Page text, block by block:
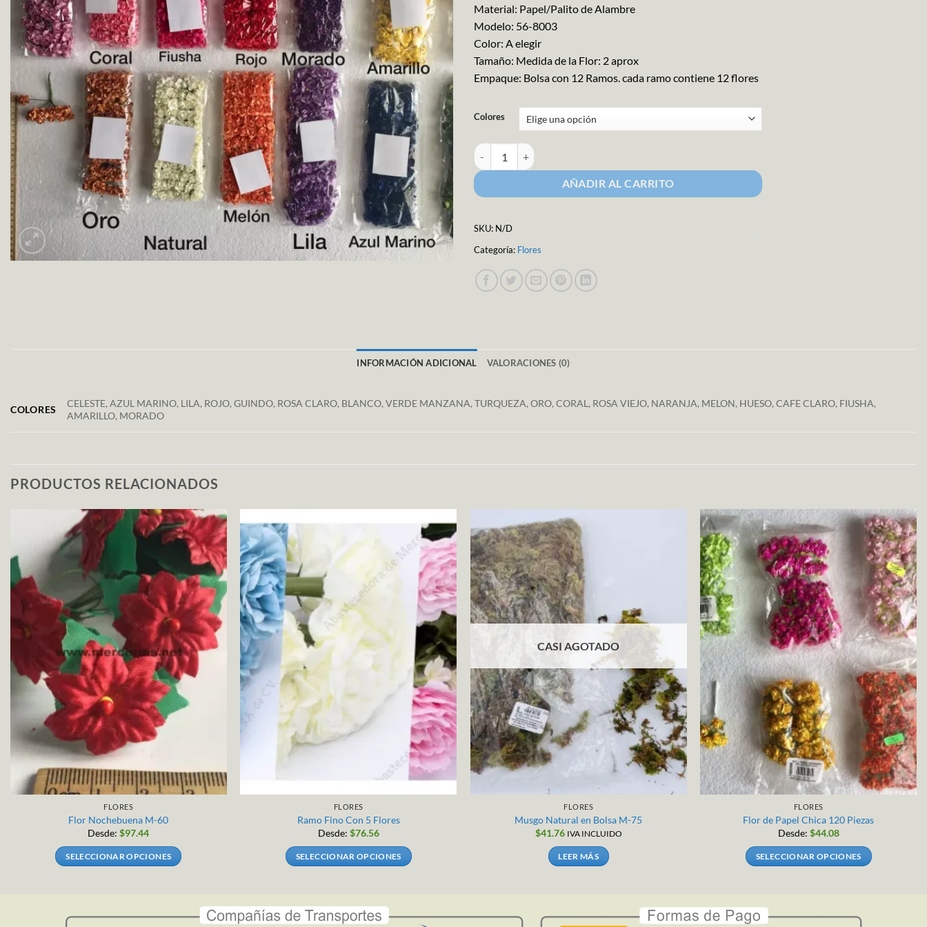
Material: Papel/Palito de Alambre
Modelo: 56-8003
Color: A elegir
Tamaño: Medida de la Flor: 2 aprox
Empaque: Bolsa con 12 Ramos. cada ramo contiene 12 flores
Colores
Flor de Papel M-8803 cantidad
AÑADIR AL CARRITO
SKU: N/D
Categoría: Flores
INFORMACIÓN ADICIONAL VALORACIONES (0)
COLORES
CELESTE, AZUL MARINO, LILA, ROJO, GUINDO, ROSA CLARO, BLANCO, VERDE MANZANA, TURQUEZA, ORO, CORAL, ROSA VIEJO, NARANJA, MELON, HUESO, CAFE CLARO, FIUSHA,
AMARILLO, MORADO
PRODUCTOS RELACIONADOS
FLORES
Flor Nochebuena M-60
Desde:$97.44
SELECCIONAR OPCIONES
múltiples
FLORES
Ramo Fino Con 5 Flores
Desde: $76.56
SELECCIONAR OPCIONES
tiene
múltiples
CASI AGOTADO
FLORES
Musgo Natural en Bolsa M-75
$41.76 IVA INCLUIDO
LEER MÁS
FLORES
Flor de Papel Chica 120 Piezas
Desde: $44.08
SELECCIONAR OPCIONES
múltiples